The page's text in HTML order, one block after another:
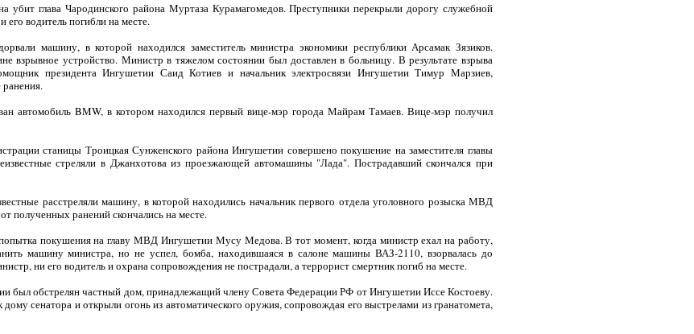
убит глава Чародинского района Муртаза Курамагомедов. Преступники перекрыли дорогу служебной
водитель погибли на месте.
машину, в которой находился заместитель министра экономики республики Арсамак Зязиков.
взрывное устройство. Министр в тяжелом состоянии был доставлен в больницу. В результате взрыва
президента Ингушетии Саид Котиев и начальник электросвязи Ингушетии Тимур Марзиев,
автомобиль BMW, в котором находился первый вице-мэр города Майрам Тамаев. Вице-мэр получил
станицы Троицкая Сунженского района Ингушетии совершено покушение на заместителя главы
стреляли в Джанхотова из проезжающей автомашины "Лада". Пострадавший скончался при
расстреляли машину, в которой находились начальник первого отдела уголовного розыска МВД
полученных ранений скончались на месте.
покушения на главу МВД Ингушетии Мусу Медова. В тот момент, когда министр ехал на работу,
машину министра, но не успел, бомба, находившаяся в салоне машины ВАЗ-2110, взорвалась до
ни его водитель и охрана сопровождения не пострадали, а террорист смертник погиб на месте.
был обстрелян частный дом, принадлежащий члену Совета Федерации РФ от Ингушетии Иссе Костоеву.
сенатора и открыли огонь из автоматического оружия, сопровождая его выстрелами из гранатомета,